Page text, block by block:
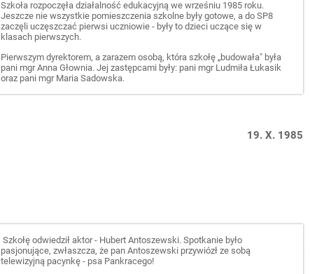
Szkoła rozpoczęła działalność edukacyjną we wrześniu 1985 roku.
Jeszcze nie wszystkie pomieszczenia szkolne były gotowe, a do SP8
zaczęli uczęszczać pierwsi uczniowie - były to dzieci uczące się w
klasach pierwszych.
Pierwszym dyrektorem, a zarazem osobą, która szkołę „budowała" była
pani mgr Anna Głownia. Jej zastępcami były: pani mgr Ludmiła Łukasik
oraz pani mgr Maria Sadowska.
19. X. 1985
Szkołę odwiedził aktor - Hubert Antoszewski. Spotkanie było
pasjonujące, zwłaszcza, że pan Antoszewski przywiózł ze sobą
telewizyjną pacynkę - psa Pankracego!